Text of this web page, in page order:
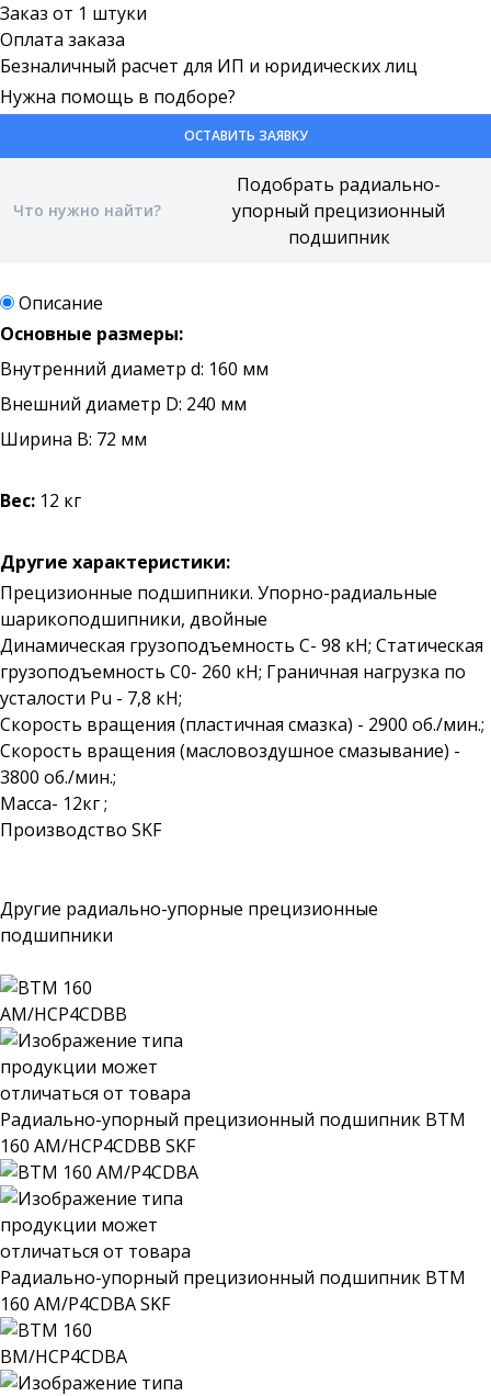
Заказ от 1 штуки
Оплата заказа
Безналичный расчет для ИП и юридических лиц
Нужна помощь в подборе?
ОСТАВИТЬ ЗАЯВКУ
Описание
Основные размеры:
Внутренний диаметр d: 160 мм
Внешний диаметр D: 240 мм
Ширина B: 72 мм
Вес: 12 кг
Другие характеристики:
Прецизионные подшипники. Упорно-радиальные
шарикоподшипники, двойные
Динамическая грузоподъемность С- 98 кН; Статическая
грузоподъемность С0- 260 кН; Граничная нагрузка по
усталости Pu - 7,8 кН;
Скорость вращения (пластичная смазка) - 2900 об./мин.;
Скорость вращения (масловоздушное смазывание) -
3800 об./мин.;
Масса- 12кг ;
Производство SKF
Другие радиально-упорные прецизионные
подшипники
Радиально-упорный прецизионный подшипник BTM
160 AM/HCP4CDBB SKF
Радиально-упорный прецизионный подшипник BTM
160 AM/P4CDBA SKF